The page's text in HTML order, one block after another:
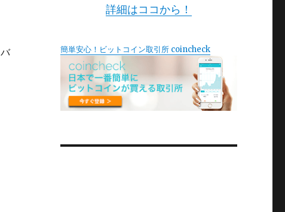
詳細はココから！
簡単安心！ビットコイン取引所 coincheck